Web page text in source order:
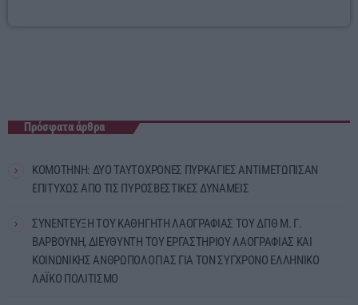
Πρόσφατα άρθρα
ΚΟΜΟΤΗΝΗ: ΔΥΟ ΤΑΥΤΟΧΡΟΝΕΣ ΠΥΡΚΑΓΙΕΣ ΑΝΤΙΜΕΤΩΠΙΣΑΝ
ΕΠΙΤΥΧΩΣ ΑΠΟ ΤΙΣ ΠΥΡΟΣΒΕΣΤΙΚΕΣ ΔΥΝΑΜΕΙΣ
ΣΥΝΕΝΤΕΥΞΗ ΤΟΥ ΚΑΘΗΓΗΤΗ ΛΑΟΓΡΑΦΙΑΣ ΤΟΥ ΔΠΘ Μ. Γ.
ΒΑΡΒΟΥΝΗ, ΔΙΕΥΘΥΝΤΗ ΤΟΥ ΕΡΓΑΣΤΗΡΙΟΥ ΛΑΟΓΡΑΦΙΑΣ ΚΑΙ
ΚΟΙΝΩΝΙΚΗΣ ΑΝΘΡΩΠΟΛΟΓΙΑΣ ΓΙΑ ΤΟΝ ΣΥΓΧΡΟΝΟ ΕΛΛΗΝΙΚΟ
ΛΑΪΚΟ ΠΟΛΙΤΙΣΜΟ